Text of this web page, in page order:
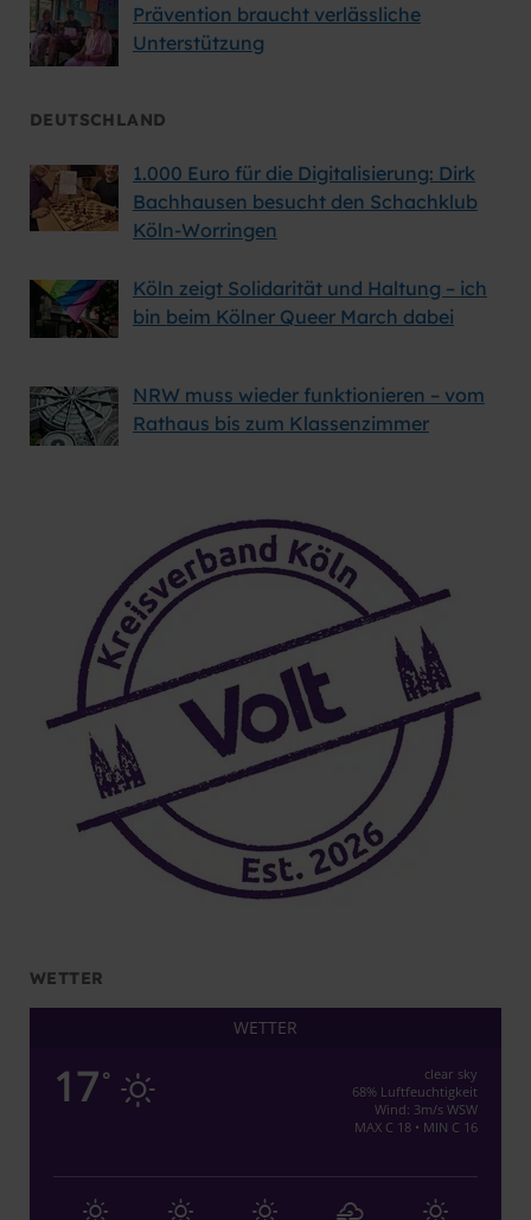
Prävention braucht verlässliche
Unterstützung
DEUTSCHLAND
1.000 Euro für die Digitalisierung: Dirk
Bachhausen besucht den Schachklub
Köln-Worringen
Köln zeigt Solidarität und Haltung – ich
bin beim Kölner Queer March dabei
NRW muss wieder funktionieren – vom
Rathaus bis zum Klassenzimmer
WETTER
WETTER
17°
clear sky
68% Luftfeuchtigkeit
Wind: 3m/s WSW
MAX C 18 • MIN C 16